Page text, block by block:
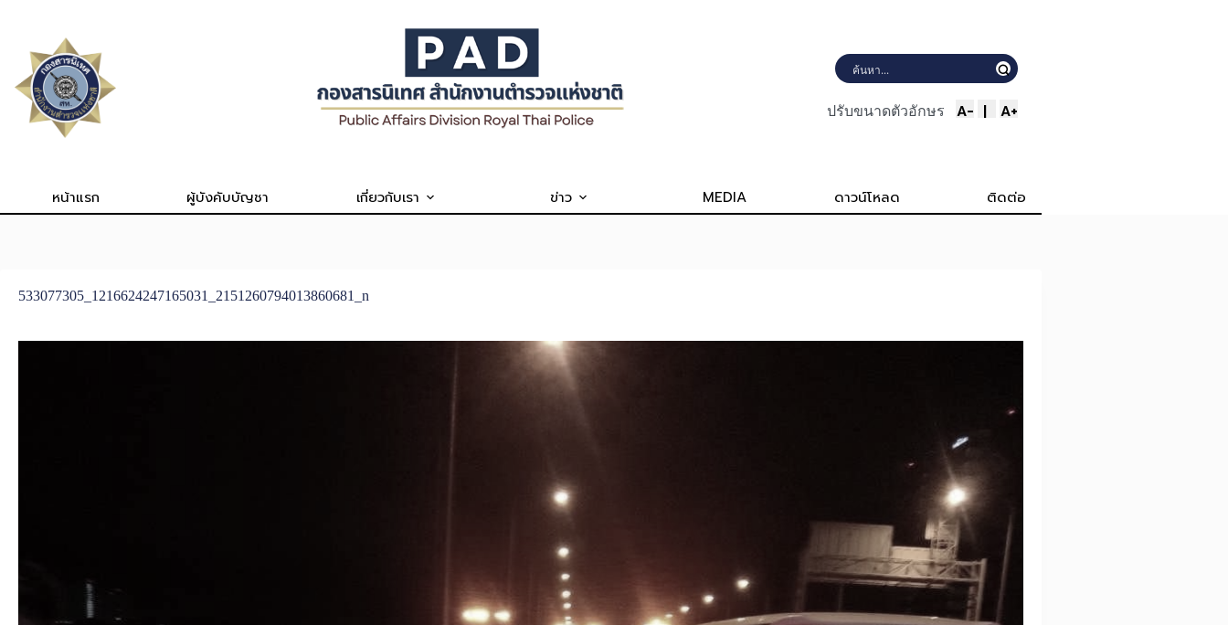
content
ปรับขนาดตัวอักษร A- | A+
หน้าแรก ผู้บังคับบัญชา เกี่ยวกับเรา ข่าว MEDIA ดาวน์โหลด ติดต่อ
533077305_1216624247165031_2151260794013860681_n